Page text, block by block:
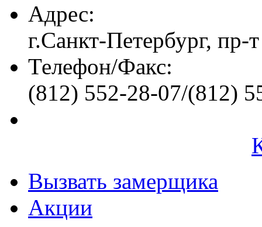
Адрес:
г.Санкт-Петербург, пр-
Телефон/Факс:
(812) 552-28-07/(812)
Вызвать замерщика
Акции